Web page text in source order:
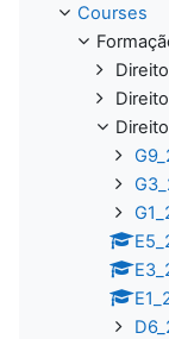
Courses